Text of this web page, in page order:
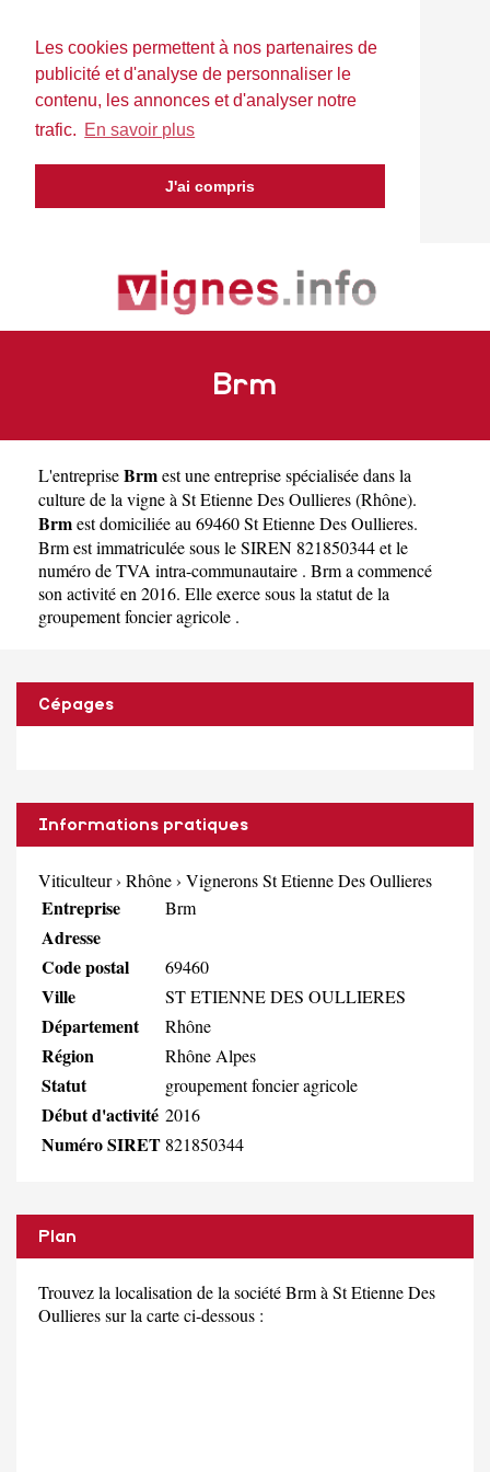
Les cookies permettent à nos partenaires de
publicité et d'analyse de personnaliser le
contenu, les annonces et d'analyser notre
trafic. En savoir plus
J'ai compris
Brm
L'entrepriseBrmest uneentreprise spécialisée dans la
culture de la vigne à St Etienne Des Oullieres(Rhône).
Brmest domiciliée au 69460 St Etienne Des Oullieres.
Brm est immatriculée sous le SIREN 821850344 et le
numéro de TVA intra-communautaire . Brm a commencé
son activité en 2016. Elle exerce sous la statut de la
groupement foncier agricole .
Cépages
Informations pratiques
Viticulteur› Rhône› Vignerons St Etienne Des Oullieres
Entreprise Brm
Adresse
Code postal
69460
Ville ST ETIENNE DES OULLIERES
Département Rhône
Région Rhône Alpes
Statut groupement foncier agricole
Début d'activité 2016
Numéro SIRET 821850344
Plan
Trouvez la localisation de la société Brm à St Etienne Des
Oullieres sur la carte ci-dessous :